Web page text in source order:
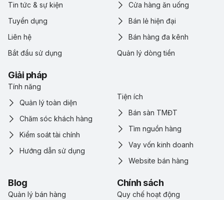
Tin tức & sự kiện
Tuyển dụng
Liên hệ
Bắt đầu sử dụng
Cửa hàng ăn uống
Bán lẻ hiện đại
Bán hàng đa kênh
Quản lý dòng tiền
Giải pháp
Tính năng
Quản lý toàn diện
Chăm sóc khách hàng
Kiểm soát tài chính
Hướng dẫn sử dụng
Tiện ích
Bán sàn TMĐT
Tìm nguồn hàng
Vay vốn kinh doanh
Website bán hàng
Blog
Quản lý bán hàng
Chính sách
Quy chế hoạt động